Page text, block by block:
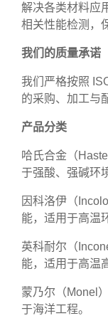
解决各类材料应
相关性能检测，
我们的质量承诺
我们严格按照
的采购、加工与
产品分类
哈氏合金（
于强酸、强碱环
因科洛伊（
能，适用于高温
英科耐尔（
能，适用于高温
蒙乃尔（Monel
于海洋工程。